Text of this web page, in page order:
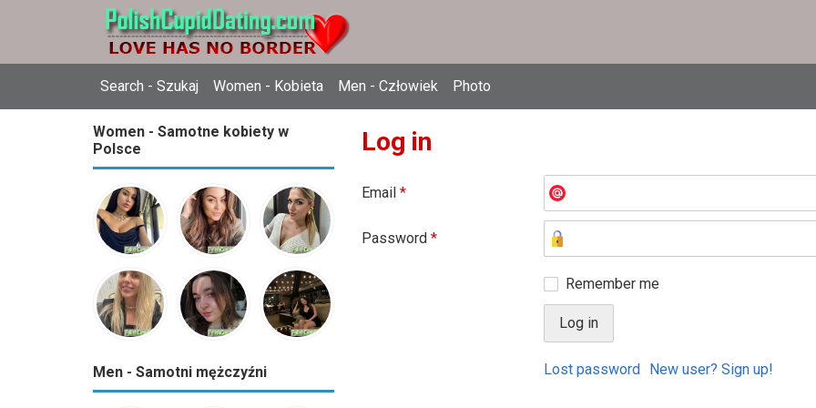
Search - Szukaj Women - Kobieta Men - Człowiek Photo
Women - Samotne kobiety w
Polsce
Men - Samotni mężczyźni
Log in
Email *
Password *
Remember me
Lost password New user? Sign up!